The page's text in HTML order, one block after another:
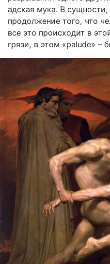
адская мука. В
продолжение того, что
все это происходит в
грязи, в этом «palude» –